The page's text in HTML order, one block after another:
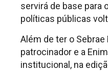
servirá de base para
políticas públicas
Além de ter o
patrocinador e a
institucional, na